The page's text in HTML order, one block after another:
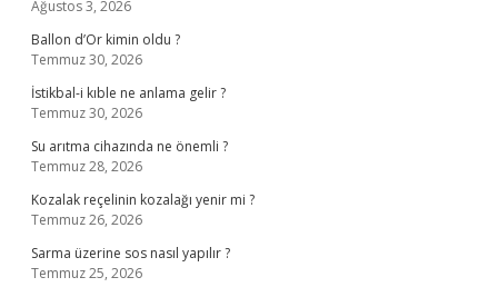
Ağustos 3, 2026
Ballon d’Or kimin oldu ?
Temmuz 30, 2026
İstikbal-i kıble ne anlama gelir ?
Temmuz 30, 2026
Su arıtma cihazında ne önemli ?
Temmuz 28, 2026
Kozalak reçelinin kozalağı yenir mi ?
Temmuz 26, 2026
Sarma üzerine sos nasıl yapılır ?
Temmuz 25, 2026